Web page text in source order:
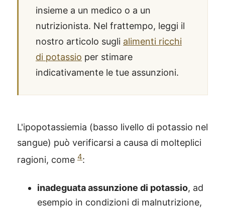
insieme a un medico o a un
nutrizionista. Nel frattempo, leggi il
nostro articolo sugli alimenti ricchi
di potassio per stimare
indicativamente le tue assunzioni.
L'ipopotassiemia (basso livello di potassio nel
sangue) può verificarsi a causa di molteplici
ragioni, come 4:
inadeguata assunzione di potassio, ad
esempio in condizioni di malnutrizione,